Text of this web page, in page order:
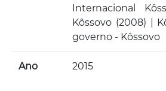
Internacional
Kôssovo (2008) |
governo - Kôssovo
Ano 2015